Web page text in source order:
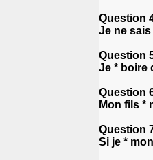
Question
Je ne
Question
Je * boire
Question
Mon fils *
Question
Si je *